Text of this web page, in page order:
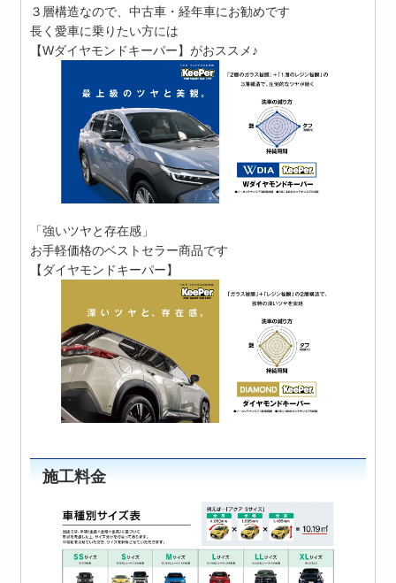
３層構造なので、中古車・経年車にお勧めです
長く愛車に乗りたい方には
【Wダイヤモンドキーパー】がおススメ♪
「強いツヤと存在感」
お手軽価格のベストセラー商品です
【ダイヤモンドキーパー】
施工料金